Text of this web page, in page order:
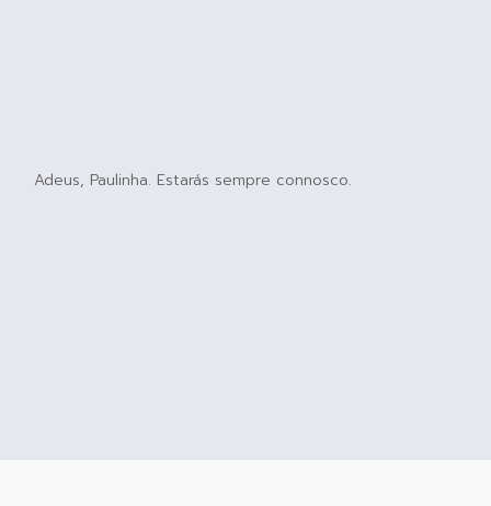
Adeus, Paulinha. Estarás sempre connosco.